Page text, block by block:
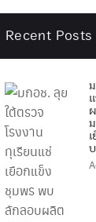
Recent Posts